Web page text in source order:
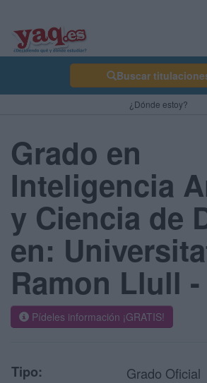
Buscar
¿Dónde estoy?
Grado en
Inteligencia
y Ciencia de
en:
Ramon Llull -
Pídeles información ¡GRATIS!
Tipo:
Grado Oficial